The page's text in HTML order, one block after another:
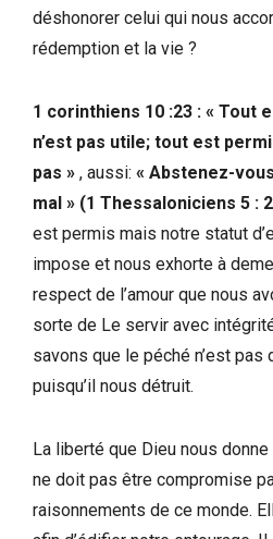
déshonorer celui qui nous
rédemption et la vie ?
1 corinthiens 10 :23 : « Tout
n’est pas utile; tout est
pas » , aussi: « Abstenez-
mal » (1 Thessaloniciens 5 :
est permis mais notre statut
impose et nous exhorte à
respect de l’amour que nous
sorte de Le servir avec
savons que le péché n’est
puisqu’il nous détruit.
La liberté que Dieu nous
ne doit pas être compromise
raisonnements de ce monde.